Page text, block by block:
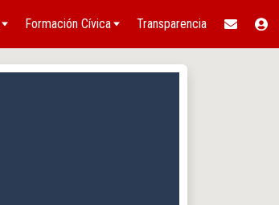
Formación Cívica Transparencia